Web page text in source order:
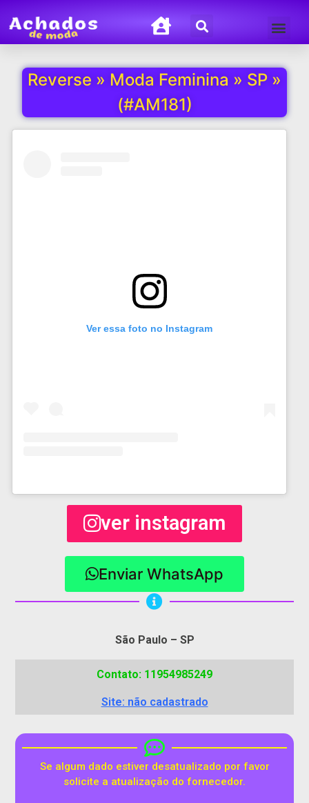
Reverse » Moda Feminina » SP »
(#AM181)
Ver essa foto no Instagram
ver instagram
Enviar WhatsApp
São Paulo – SP
Contato: 11954985249
Site: não cadastrado
Se algum dado estiver desatualizado por favor
solicite a atualização do fornecedor.